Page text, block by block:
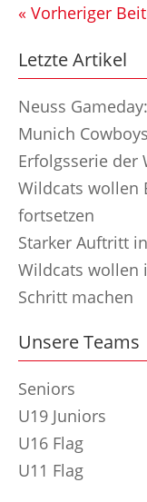
« Vorheriger
Letzte Artikel
Neuss
Munich
Erfolgsserie der
Wildcats wollen
fortsetzen
Starker Auftritt
Wildcats wollen
Schritt machen
Unsere Teams
Seniors
U19 Juniors
U16 Flag
U11 Flag